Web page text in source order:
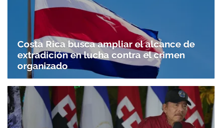
Costa Rica busca ampliar el alcance de
extradición en lucha contra el crimen
organizado